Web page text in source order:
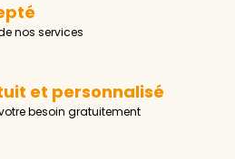
nos services
et personnalisé
besoin gratuitement